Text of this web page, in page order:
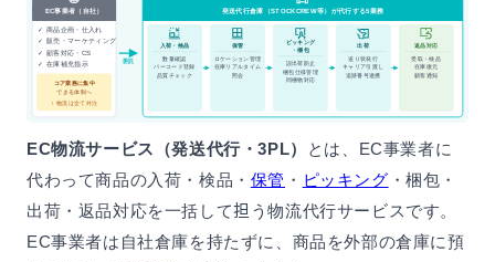
EC事業者（自社）
✓ 商品企画・仕入れ
✓ 販売・マーケティング
✓ 顧客対応・CS
✓ 在庫補充指示
コア業務に集中
できる体制へ
↑ 物流は全て外注
委託
発送代行倉庫（STOCKCREW等）が代行する5業務
入荷・検品
数量確認
バーコード登録
品質チェック
保管
ロケーション管理
在庫リアルタイム
照会
ピッキング
・梱包
誤出荷防止
梱包仕様管理
同梱物対応
出荷
送り状発行
キャリア引渡し
追跡番号連携
返品対応
受取・検品
在庫復元
顧客通知
EC物流サービス（発送代行・3PL）
とは、EC事業者に
代わって商品の入荷・検品・ 保管 ・ ピッキング ・梱包・
出荷・返品対応を一括して担う物流代行サービスです。
EC事業者は自社倉庫を持たずに、商品を外部の倉庫に預